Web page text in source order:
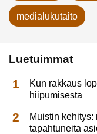
medialukutaito
Luetuimmat
Kun rakkaus
hiipumisesta
Muistin
tapahtuneita